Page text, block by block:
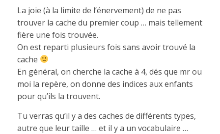
La joie (à la limite de l’énervement) de ne pas
trouver la cache du premier coup … mais tellement
fière une fois trouvée.
On est reparti plusieurs fois sans avoir trouvé la
cache
En général, on cherche la cache à 4, dés que mr ou
moi la repère, on donne des indices aux enfants
pour qu’ils la trouvent.
Tu verras qu’il y a des caches de différents types,
autre que leur taille … et il y a un vocabulaire …